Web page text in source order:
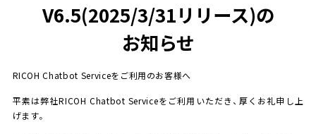
機能
活用シーン
導入事例
V6.5(2025/3/31リリース)の
お知らせ
RICOH Chatbot Serviceをご利用のお客様へ
平素は弊社RICOH Chatbot Serviceをご利用いただき、厚くお礼申し上
げます。